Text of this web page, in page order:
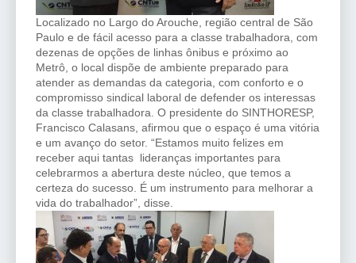
Localizado no Largo do Arouche, região central de São
Paulo e de fácil acesso para a classe trabalhadora, com
dezenas de opções de linhas ônibus e próximo ao
Metrô, o local dispõe de ambiente preparado para
atender as demandas da categoria, com conforto e o
compromisso sindical laboral de defender os interessas
da classe trabalhadora. O presidente do SINTHORESP,
Francisco Calasans, afirmou que o espaço é uma vitória
e um avanço do setor. “Estamos muito felizes em
receber aqui tantas lideranças importantes para
celebrarmos a abertura deste núcleo, que temos a
certeza do sucesso. É um instrumento para melhorar a
vida do trabalhador”, disse.